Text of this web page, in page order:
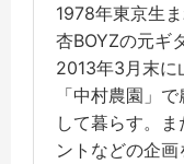
1978年東京生
杏BOYZの元ギ
2013年3月末に
「中村農園」
して暮らす。
ントなどの企